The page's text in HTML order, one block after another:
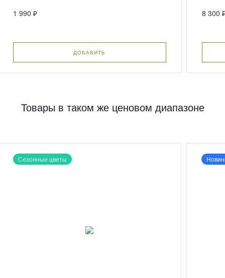
1 990 ₽
ДОБАВИТЬ
8 300
Товары в таком же ценовом диапазоне
Сезонные цветы